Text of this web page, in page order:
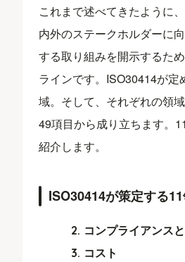
これまで述べてきたように
内外のステークホルダーに
する取り組みを開示するた
ラインです。ISO30414が定
域。そして、それぞれの領
49項目から成り立ちます。
紹介します。
ISO30414が策定する
コンプライアンス
コスト